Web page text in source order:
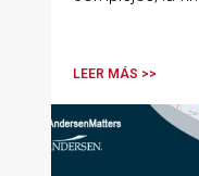
LEER MÁS >>